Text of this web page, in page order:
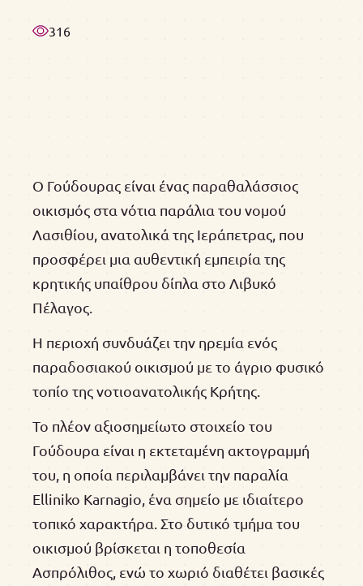
316
Ο Γούδουρας είναι ένας παραθαλάσσιος
οικισμός στα νότια παράλια του νομού
Λασιθίου, ανατολικά της Ιεράπετρας, που
προσφέρει μια αυθεντική εμπειρία της
κρητικής υπαίθρου δίπλα στο Λιβυκό
Πέλαγος.
Η περιοχή συνδυάζει την ηρεμία ενός
παραδοσιακού οικισμού με το άγριο φυσικό
τοπίο της νοτιοανατολικής Κρήτης.
Το πλέον αξιοσημείωτο στοιχείο του
Γούδουρα είναι η εκτεταμένη ακτογραμμή
του, η οποία περιλαμβάνει την παραλία
Elliniko Karnagio, ένα σημείο με ιδιαίτερο
τοπικό χαρακτήρα. Στο δυτικό τμήμα του
οικισμού βρίσκεται η τοποθεσία
Ασπρόλιθος, ενώ το χωριό διαθέτει βασικές